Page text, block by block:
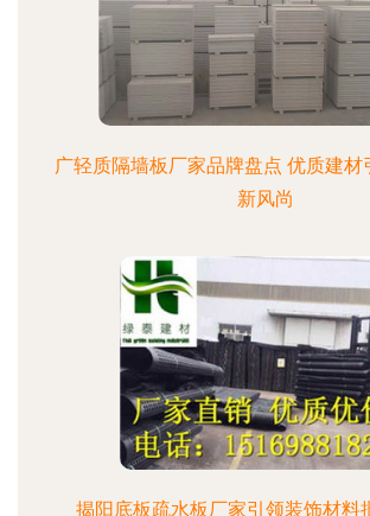
广轻质隔墙板厂家品牌盘点 优质建材
新风尚
揭阳底板疏水板厂家引领装饰材料